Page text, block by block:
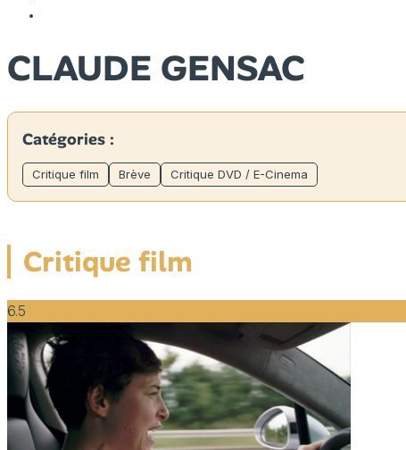
CLAUDE GENSAC
Catégories :
Critique film Brève Critique DVD / E-Cinema
Critique film
6.5